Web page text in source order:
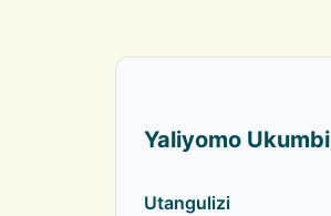
Yaliyomo Ukumbi
Utangulizi